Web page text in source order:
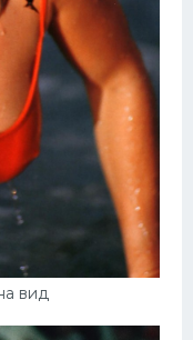
вид